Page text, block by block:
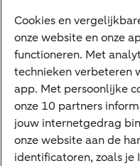
Digitale diensten
Internet Bankieren
ABN AMRO app
Tikkie
Apple Pay
Google Pay
Cookies en
onze website en onze
functioneren. Met
technieken verbeteren
app. Met persoonlijke
onze 10 partners
jouw internetgedrag
onze website aan de
identificatoren, zoals je